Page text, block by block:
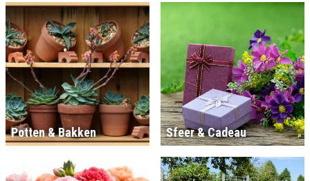
Potten & Bakken Sfeer & Cadeau